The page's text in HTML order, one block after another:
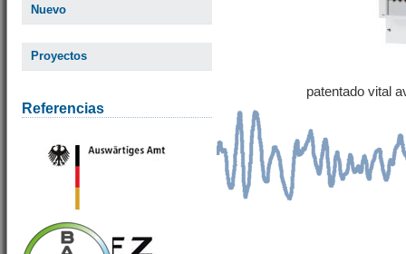
Nuevo
Proyectos
Referencias
patentado vital